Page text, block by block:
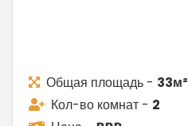
Общая площадь - 33м²
Кол-во комнат - 2